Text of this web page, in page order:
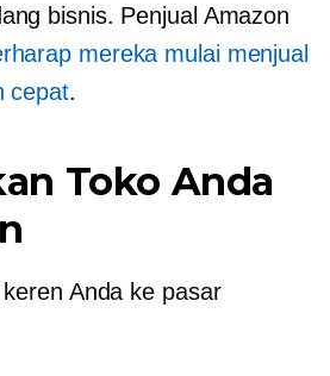
bisnis. Penjual Amazon
mereka mulai menjual
cepat.
Toko Anda
Anda ke pasar